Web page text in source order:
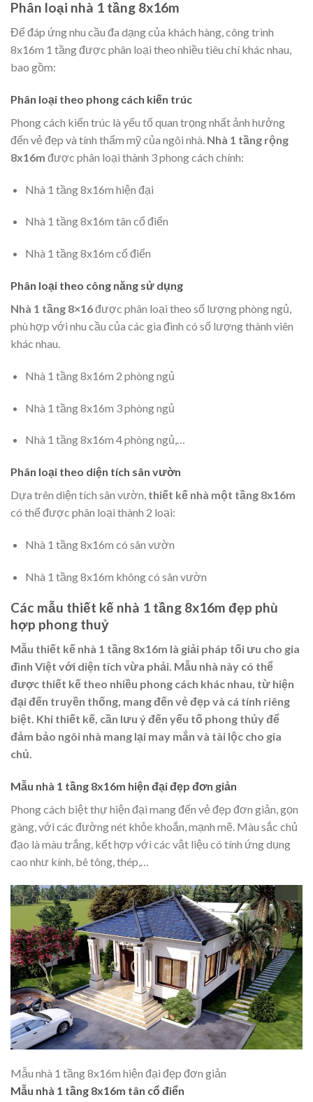
Phân loại nhà 1 tầng 8x16m
Để đáp ứng nhu cầu đa dạng của khách hàng, công trình
8x16m 1 tầng được phân loại theo nhiều tiêu chí khác nhau,
bao gồm:
Phân loại theo phong cách kiến trúc
Phong cách kiến trúc là yếu tố quan trọng nhất ảnh hưởng
đến vẻ đẹp và tính thẩm mỹ của ngôi nhà. Nhà 1 tầng rộng
8x16m được phân loại thành 3 phong cách chính:
Nhà 1 tầng 8x16m hiện đại
Nhà 1 tầng 8x16m tân cổ điển
Nhà 1 tầng 8x16m cổ điển
Phân loại theo công năng sử dụng
Nhà 1 tầng 8×16được phân loại theo số lượng phòng ngủ,
phù hợp với nhu cầu của các gia đình có số lượng thành viên
khác nhau.
Nhà 1 tầng 8x16m 2 phòng ngủ
Nhà 1 tầng 8x16m 3 phòng ngủ
Nhà 1 tầng 8x16m 4 phòng ngủ,…
Phân loại theo diện tích sân vườn
Dựa trên diện tích sân vườn, thiết kế nhà một tầng 8x16m
có thể được phân loại thành 2 loại:
Nhà 1 tầng 8x16m có sân vườn
Nhà 1 tầng 8x16m không có sân vườn
Các mẫu thiết kế nhà 1 tầng 8x16m đẹp phù
hợp phong thuỷ
Mẫu thiết kế nhà 1 tầng 8x16m là giải pháp tối ưu cho gia
đình Việt với diện tích vừa phải. Mẫu nhà này có thể
được thiết kế theo nhiều phong cách khác nhau, từ hiện
đại đến truyền thống, mang đến vẻ đẹp và cá tính riêng
biệt. Khi thiết kế, cần lưu ý đến yếu tố phong thủy để
đảm bảo ngôi nhà mang lại may mắn và tài lộc cho gia
chủ.
Mẫu nhà 1 tầng 8x16m hiện đại đẹp đơn giản
Phong cách biệt thự hiện đại mang đến vẻ đẹp đơn giản, gọn
gàng, với các đường nét khỏe khoắn, mạnh mẽ. Màu sắc chủ
đạo là màu trắng, kết hợp với các vật liệu có tính ứng dụng
cao như kính, bê tông, thép,…
Mẫu nhà 1 tầng 8x16m hiện đại đẹp đơn giản
Mẫu nhà 1 tầng 8x16m tân cổ điển